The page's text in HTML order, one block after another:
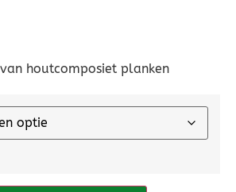
houtcomposiet planken